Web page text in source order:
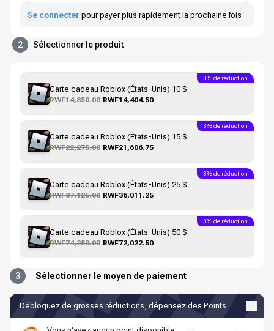
Se connecter pour payer plus rapidement la prochaine fois
2 Sélectionner le produit
Carte cadeau Roblox (États-Unis) 10 $
RWF14,850.00 RWF14,404.50
3% de réduction
Carte cadeau Roblox (États-Unis) 15 $
RWF22,275.00 RWF21,606.75
3% de réduction
Carte cadeau Roblox (États-Unis) 25 $
RWF37,125.00 RWF36,011.25
3% de réduction
Carte cadeau Roblox (États-Unis) 50 $
RWF74,250.00 RWF72,022.50
3% de réduction
3 Sélectionner le moyen de paiement
Débloquez de grosses réductions, dépensez des Points